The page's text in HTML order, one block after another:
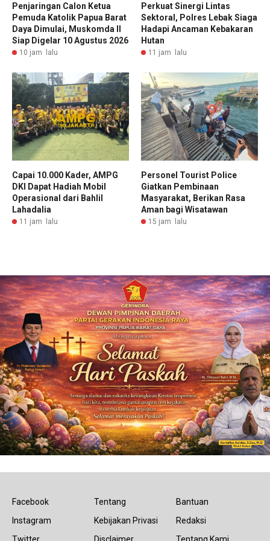
Penjaringan Calon Ketua
Pemuda Katolik Papua Barat
Daya Dimulai, Muskomda II
Siap Digelar 10 Agustus 2026
10 jam lalu
Perkuat Sinergi Lintas
Sektoral, Polres Lebak Siaga
Hadapi Ancaman Kebakaran
Hutan
11 jam lalu
Capai 10.000 Kader, AMPG
DKI Dapat Hadiah Mobil
Operasional dari Bahlil
Lahadalia
11 jam lalu
Personel Tourist Police
Giatkan Pembinaan
Masyarakat, Berikan Rasa
Aman bagi Wisatawan
15 jam lalu
Facebook
Instagram
Tentang
Kebijakan Privasi
Bantuan
Redaksi